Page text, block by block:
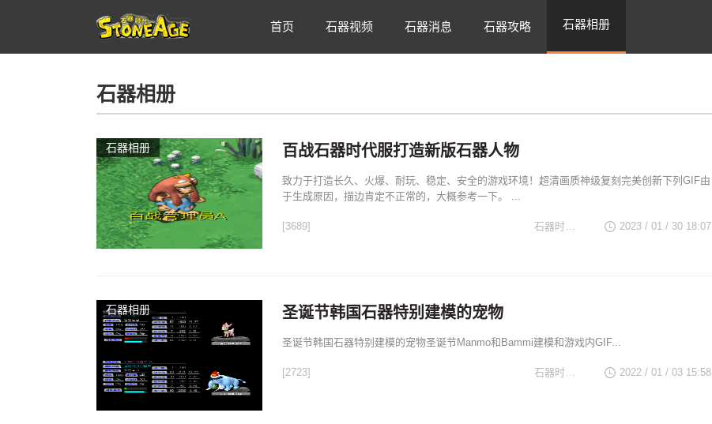
首页 石器视频 石器消息 石器攻略 石器相册
石器相册
石器相册 百战石器时代服打造新版石器人物
致力于打造长久、火爆、耐玩、稳定、安全的游戏环境！超清画质神级复刻完美创新下列GIF由
于生成原因，描边肯定不正常的，大概参考一下。 ...
[3689] 2023 / 01 / 30 18:07
石器时代TV
石器相册 圣诞节韩国石器特别建模的宠物
圣诞节韩国石器特别建模的宠物圣诞节Manmo和Bammi建模和游戏内GIF...
[2723] 2022 / 01 / 03 15:58
石器时代TV